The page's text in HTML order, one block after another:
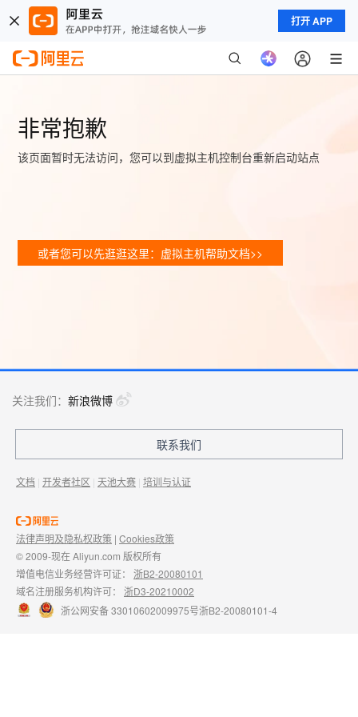
打开 APP
非常抱歉
该页面暂时无法访问，您可以到虚拟主机控制台重新启动站点
或者您可以先逛逛这里：虚拟主机帮助文档>>